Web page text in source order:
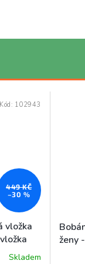
449 KČ
–30 %
vložka
Skladem
Kód: 102943
ženy